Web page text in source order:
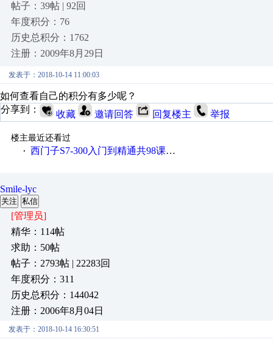
帖子：39帖 | 92回
年度积分：76
历史总积分：1762
注册：2009年8月29日
发表于：2018-10-14 11:00:03
如何查看自己的积分有多少呢？
分享到：
收藏 邀请回答 回复楼主 举报
楼主最近还看过
· 西门子S7-300入门到精通共98课视频教程
Smile-lyc
关注 私信
[管理员]
精华：114帖
求助：50帖
帖子：2793帖 | 22283回
年度积分：311
历史总积分：144042
注册：2006年8月04日
发表于：2018-10-14 16:30:51